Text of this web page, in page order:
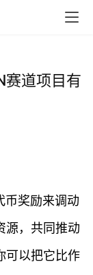
赛道项目有
币奖励来调动
源，共同推动
可以把它比作